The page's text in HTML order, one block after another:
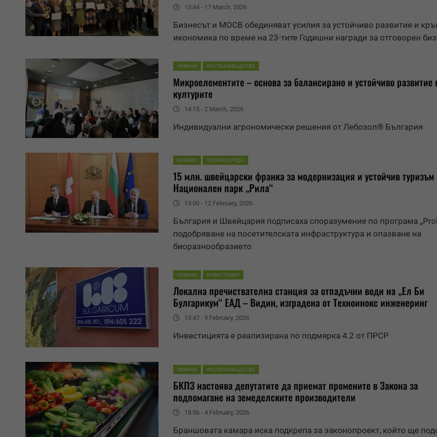
13:44 - 17 March, 2026
Бизнесът и МОСВ обединяват усилия за устойчиво развитие и
икономика по време на 23-тите Годишни награди за отговорен
НОВИНИ РАСТЕНИЕВЪДСТВО
Микроелементите – основа за балансирано и устойчиво развитие
културите
14:15 - 2 March, 2026
Индивидуални агрономически решения от Лебозол® България
НОВИНИ ОКОЛНА СРЕДА
15 млн. швейцарски франка за модернизация и устойчив туризъм
Национален парк „Рила“
13:00 - 12 February, 2026
България и Швейцария подписаха споразумение по програма
подобряване на посетителската инфраструктура и опазване на
биоразнообразието
НОВИНИ ИНВЕСТИЦИИ
Локална пречиствателна станция за отпадъчни води на „Ел Би
Булгарикум“ ЕАД – Видин, изградена от Техноинокс инженеринг
13:47 - 9 February, 2026
Инвестицията е реализирана по подмярка 4.2 от ПРСР
НОВИНИ РАСТЕНИЕВЪДСТВО
БКПЗ настоява депутатите да приемат промените в Закона за
подпомагане на земеделските производители
18:56 - 4 February, 2026
Браншовата камара иска подкрепа за законопроект, който ще